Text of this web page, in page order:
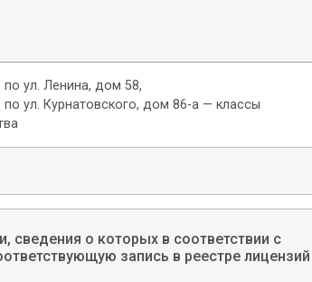
ул. Ленина, дом 58,
ул. Курнатовского, дом 86-а — классы
сведения о которых в соответствии с
запись в реестре лицензий